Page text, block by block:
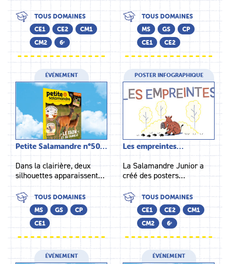
TOUS DOMAINES
CE1
CE2
CM1
CM2
6ᵉ
TOUS DOMAINES
MS
GS
CP
CE1
CE2
ÉVÉNEMENT
Petite Salamandre n°50…
Dans la clairière, deux
silhouettes apparaissent…
TOUS DOMAINES
MS
GS
CP
CE1
POSTER INFOGRAPHIQUE
Les empreintes…
La Salamandre Junior a
créé des posters…
TOUS DOMAINES
CE1
CE2
CM1
CM2
6ᵉ
ÉVÉNEMENT ÉVÉNEMENT